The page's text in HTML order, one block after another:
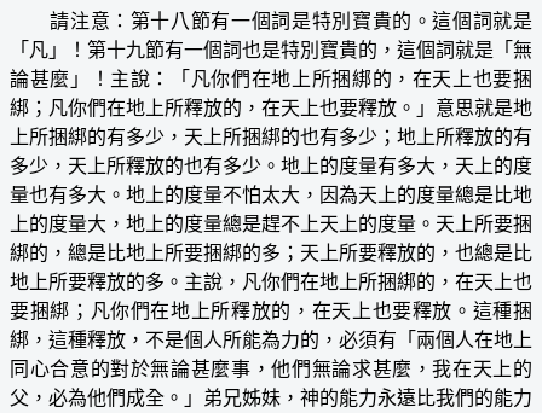
請注意：第十八節有一個詞是特別寶貴的。這個詞就是
「凡」！第十九節有一個詞也是特別寶貴的，這個詞就是「無
論甚麼」！主說：「凡你們在地上所捆綁的，在天上也要捆
綁；凡你們在地上所釋放的，在天上也要釋放。」意思就是地
上所捆綁的有多少，天上所捆綁的也有多少；地上所釋放的有
多少，天上所釋放的也有多少。地上的度量有多大，天上的度
量也有多大。地上的度量不怕太大，因為天上的度量總是比地
上的度量大，地上的度量總是趕不上天上的度量。天上所要捆
綁的，總是比地上所要捆綁的多；天上所要釋放的，也總是比
地上所要釋放的多。主說，凡你們在地上所捆綁的，在天上也
要捆綁；凡你們在地上所釋放的，在天上也要釋放。這種捆
綁，這種釋放，不是個人所能為力的，必須有「兩個人在地上
同心合意的對於無論甚麼事，他們無論求甚麼，我在天上的
父，必為他們成全。」弟兄姊妹，神的能力永遠比我們的能力